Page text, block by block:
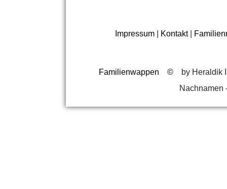
Impressum| Kontakt|
Familienwappen © by Heraldik
Nachnamen